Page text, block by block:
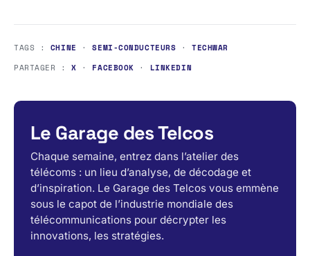
TAGS : CHINE ·SEMI-CONDUCTEURS ·TECHWAR
PARTAGER :X · FACEBOOK · LINKEDIN
Le Garage des Telcos
Chaque semaine, entrez dans l’atelier des
télécoms : un lieu d’analyse, de décodage et
d’inspiration. Le Garage des Telcos vous emmène
sous le capot de l’industrie mondiale des
télécommunications pour décrypter les
innovations, les stratégies.